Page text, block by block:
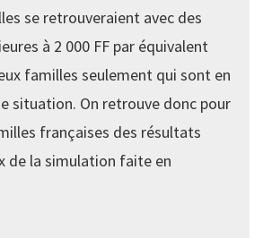
se retrouveraient avec des
à 2 000 FF par équivalent
familles seulement qui sont en
situation. On retrouve donc pour
françaises des résultats
de la simulation faite en